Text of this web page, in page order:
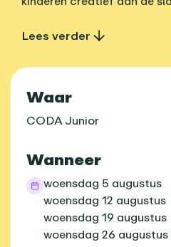
Lees verder
Praktische
Waar
CODA Junior
Wanneer
woensdag 5 augustus
woensdag 12 augustus
woensdag 19 augustus
woensdag 26 augustus